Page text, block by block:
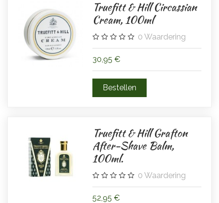
Truefitt & Hill Circassian
Cream, 100ml
0 Waardering
30,95 €
Truefitt & Hill Grafton
After-Shave Balm,
100ml.
0 Waardering
52,95 €